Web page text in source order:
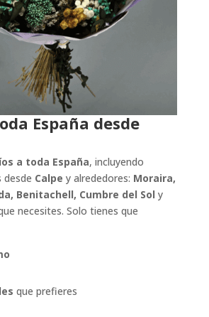
España desde
a toda España, incluyendo
desde Calpe y alrededores: Moraira,
Benitachell, Cumbre del Sol y
necesites. Solo tienes que
que prefieres